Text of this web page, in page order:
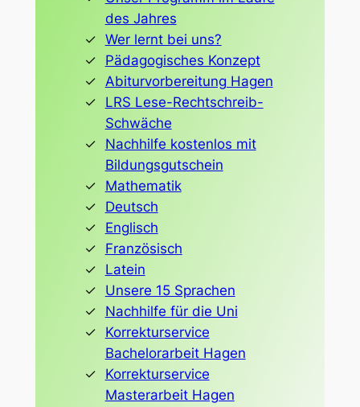
des Jahres
Wer lernt bei uns?
Pädagogisches Konzept
Abiturvorbereitung Hagen
LRS Lese-Rechtschreib-
Schwäche
Nachhilfe kostenlos mit
Bildungsgutschein
Mathematik
Deutsch
Englisch
Französisch
Latein
Unsere 15 Sprachen
Nachhilfe für die Uni
Korrekturservice
Bachelorarbeit Hagen
Korrekturservice
Masterarbeit Hagen